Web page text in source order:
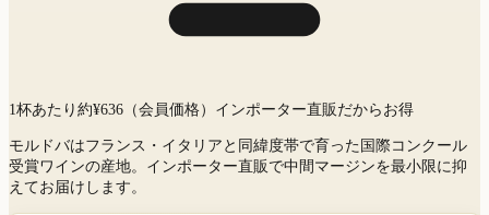
1杯あたり約¥636 （会員価格） インポーター直販だからお得
モルドバはフランス・イタリアと同緯度帯で育った国際コンクール
受賞ワインの産地。インポーター直販で中間マージンを最小限に抑
えてお届けします。